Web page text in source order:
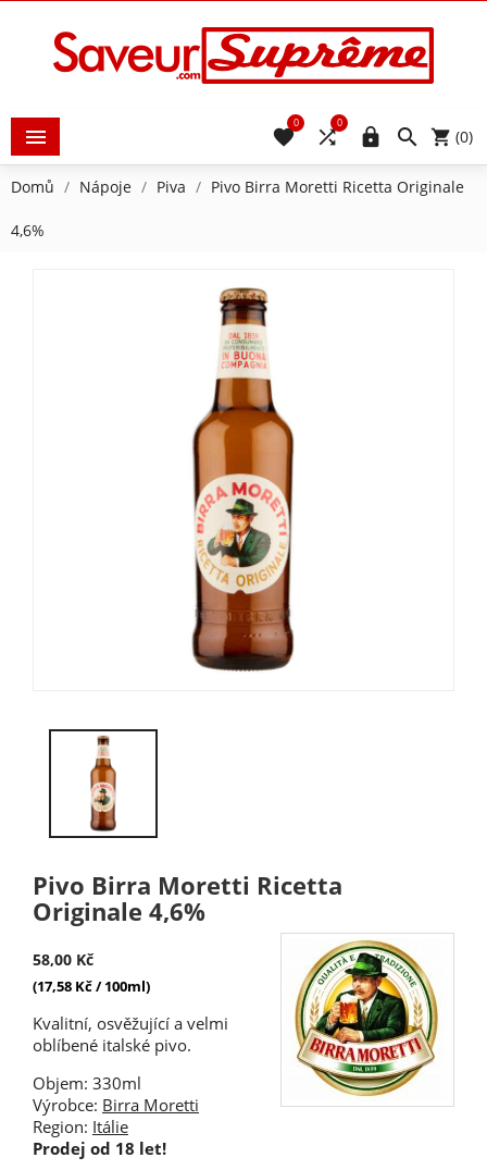
  (0)


0

0
Domů Nápoje Piva Pivo Birra Moretti Ricetta Originale
4,6%
Pivo Birra Moretti Ricetta
Originale 4,6%
58,00 Kč
(17,58 Kč / 100ml)
Kvalitní, osvěžující a velmi
oblíbené italské pivo.
Objem: 330ml
Výrobce: Birra Moretti
Region: Itálie
Prodej od 18 let!